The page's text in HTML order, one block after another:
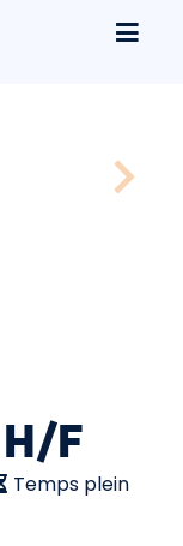
F
Temps plein